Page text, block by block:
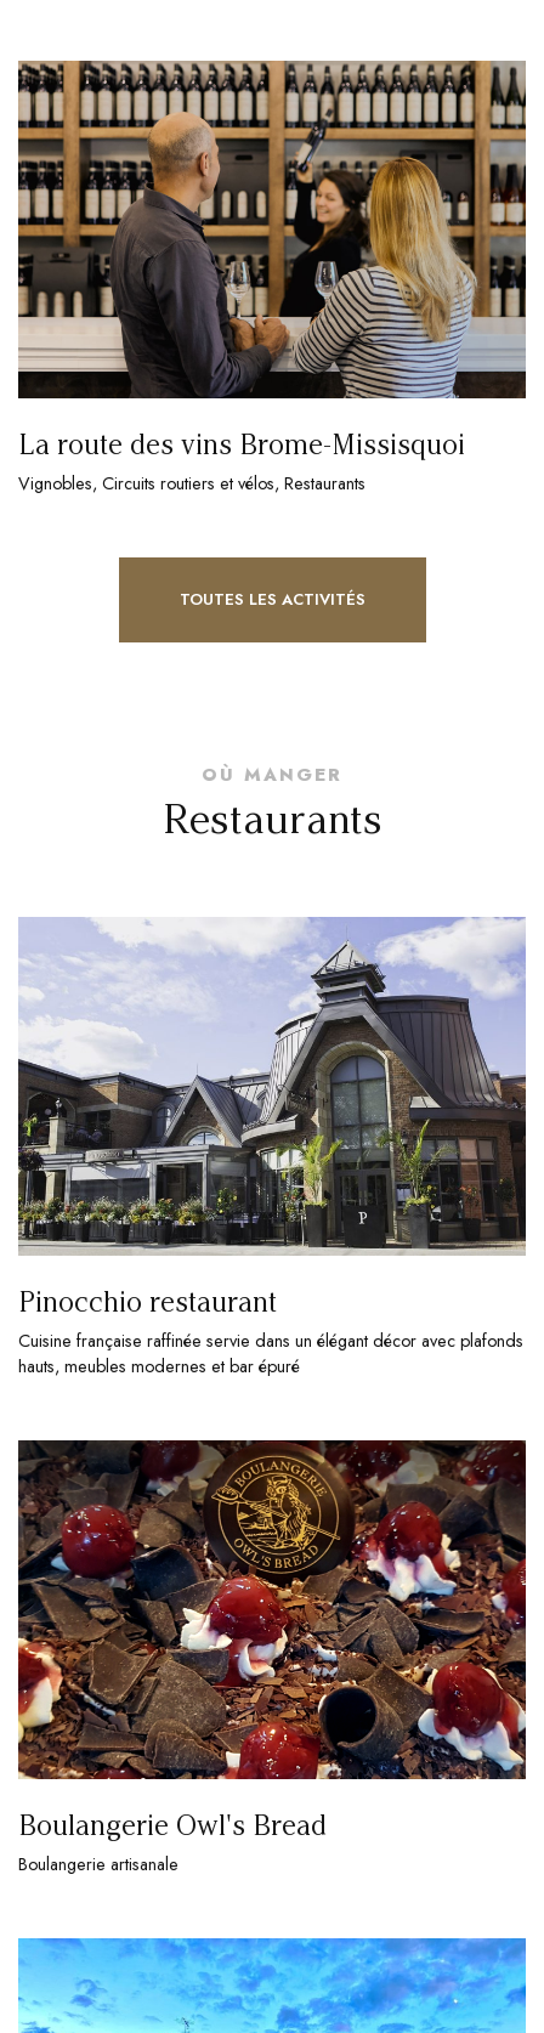
La route des vins Brome-Missisquoi
Vignobles, Circuits routiers et vélos, Restaurants
TOUTES LES ACTIVITÉS
OÙ MANGER
Restaurants
Pinocchio restaurant
Cuisine française raffinée servie dans un élégant décor avec plafonds
hauts, meubles modernes et bar épuré
Boulangerie Owl's Bread
Boulangerie artisanale